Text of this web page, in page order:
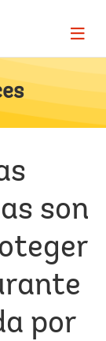
Page
son
por